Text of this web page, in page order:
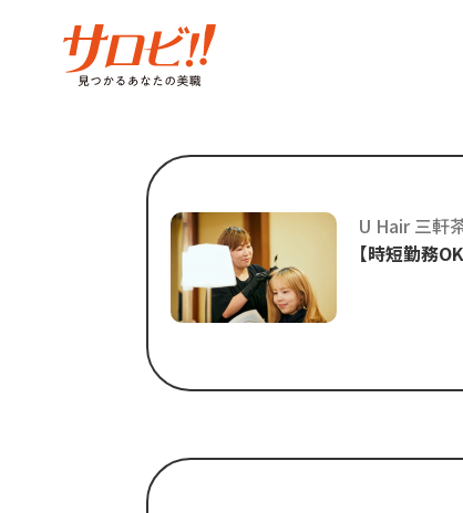
U Hair 三軒
【時短勤務